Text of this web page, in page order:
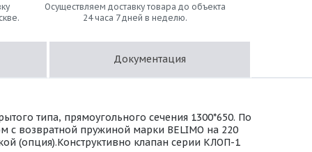
Осуществляем доставку товара до объекта
24 часа 7 дней в неделю.
Документация
типа, прямоугольного сечения 1300*650. По
с возвратной пружиной марки BELIMO на 220
(опция).Конструктивно клапан серии КЛОП-1